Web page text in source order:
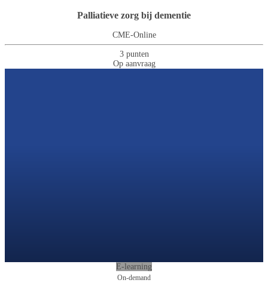
Palliatieve zorg bij dementie
CME-Online
3 punten
Op aanvraag
E-learning
On-demand